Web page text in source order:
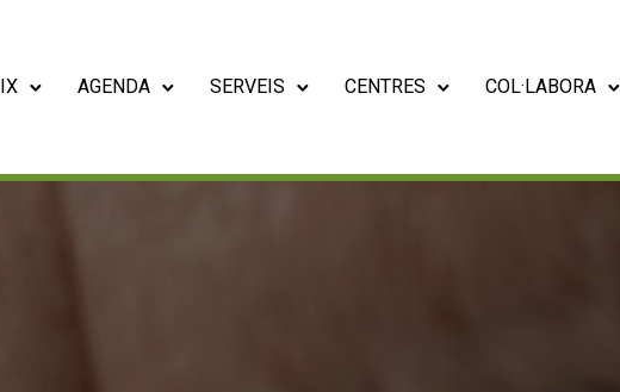
AGENDA SERVEIS CENTRES COL·LABORA